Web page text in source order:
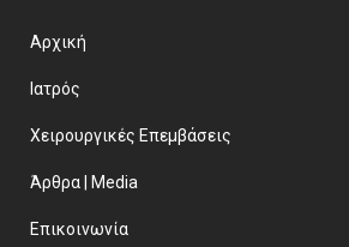
Αρχική
Ιατρός
Χειρουργικές Επεμβάσεις
Άρθρα | Μedia
Επικοινωνία